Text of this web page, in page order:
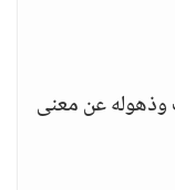
وذهوله عن معنى